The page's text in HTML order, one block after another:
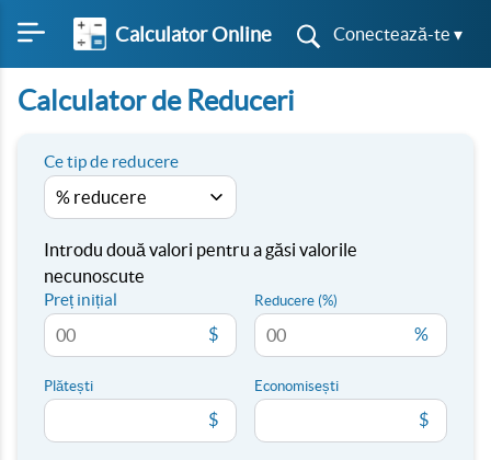
Calculator Online Conectează-te ▾
Calculator de Reduceri
Ce tip de reducere
Introdu două valori pentru a găsi valorile
necunoscute
Preț inițial
$
Reducere (%)
%
Plătești
$
Economisești
$